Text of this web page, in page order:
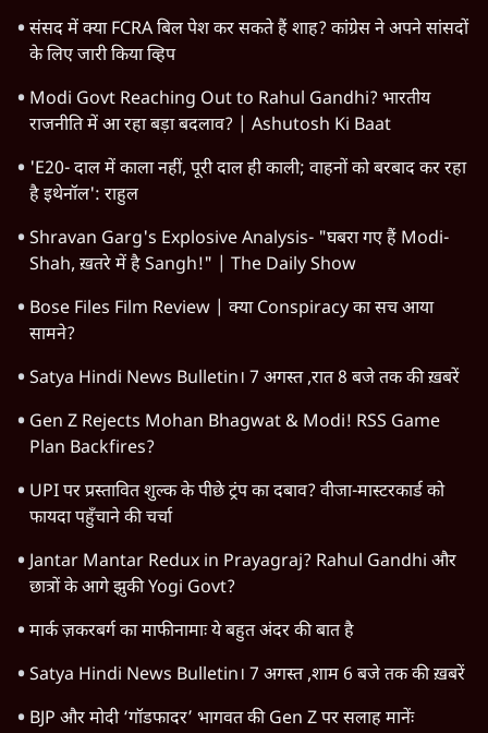
संसद में क्या FCRA बिल पेश कर सकते हैं शाह? कांग्रेस ने अपने सांसदों
के लिए जारी किया व्हिप
Modi Govt Reaching Out to Rahul Gandhi? भारतीय
राजनीति में आ रहा बड़ा बदलाव? | Ashutosh Ki Baat
'E20- दाल में काला नहीं, पूरी दाल ही काली; वाहनों को बरबाद कर रहा
है इथेनॉल': राहुल
Shravan Garg's Explosive Analysis- "घबरा गए हैं Modi-
Shah, ख़तरे में है Sangh!" | The Daily Show
Bose Files Film Review | क्या Conspiracy का सच आया
सामने?
Satya Hindi News Bulletin। 7 अगस्त ,रात 8 बजे तक की ख़बरें
Gen Z Rejects Mohan Bhagwat & Modi! RSS Game
Plan Backfires?
UPI पर प्रस्तावित शुल्क के पीछे ट्रंप का दबाव? वीजा-मास्टरकार्ड को
फायदा पहुँचाने की चर्चा
Jantar Mantar Redux in Prayagraj? Rahul Gandhi और
छात्रों के आगे झुकी Yogi Govt?
मार्क ज़करबर्ग का माफीनामाः ये बहुत अंदर की बात है
Satya Hindi News Bulletin। 7 अगस्त ,शाम 6 बजे तक की ख़बरें
BJP और मोदी ‘गॉडफादर’ भागवत की Gen Z पर सलाह मानेंः